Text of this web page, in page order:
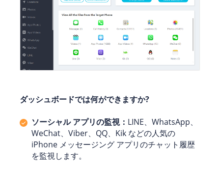
ダッシュボードでは何ができますか?
ソーシャル アプリの監視： LINE、WhatsApp、
WeChat、Viber、QQ、Kik などの人気の
iPhone メッセージング アプリのチャット履歴
を監視します。